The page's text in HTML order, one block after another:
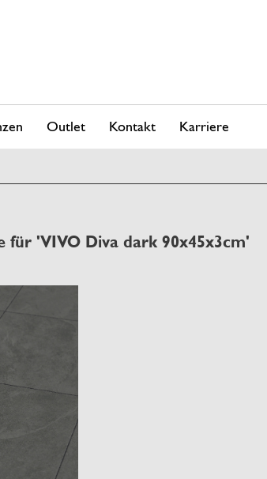
Outlet Kontakt Karriere
für 'VIVO Diva dark 90x45x3cm'